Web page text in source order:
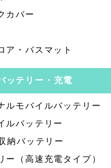
カバー
ア・バスマット
ッテリー・充電
ルモバイルバッテリー
ルバッテリー
納バッテリー
ー（高速充電タイプ）